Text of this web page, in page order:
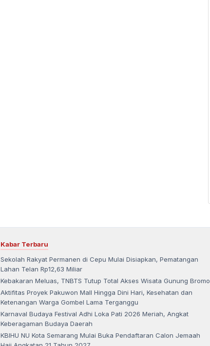
Kabar Terbaru
Sekolah Rakyat Permanen di Cepu Mulai Disiapkan, Pematangan
Lahan Telan Rp12,63 Miliar
Kebakaran Meluas, TNBTS Tutup Total Akses Wisata Gunung Bromo
Aktifitas Proyek Pakuwon Mall Hingga Dini Hari, Kesehatan dan
Ketenangan Warga Gombel Lama Terganggu
Karnaval Budaya Festival Adhi Loka Pati 2026 Meriah, Angkat
Keberagaman Budaya Daerah
KBIHU NU Kota Semarang Mulai Buka Pendaftaran Calon Jemaah